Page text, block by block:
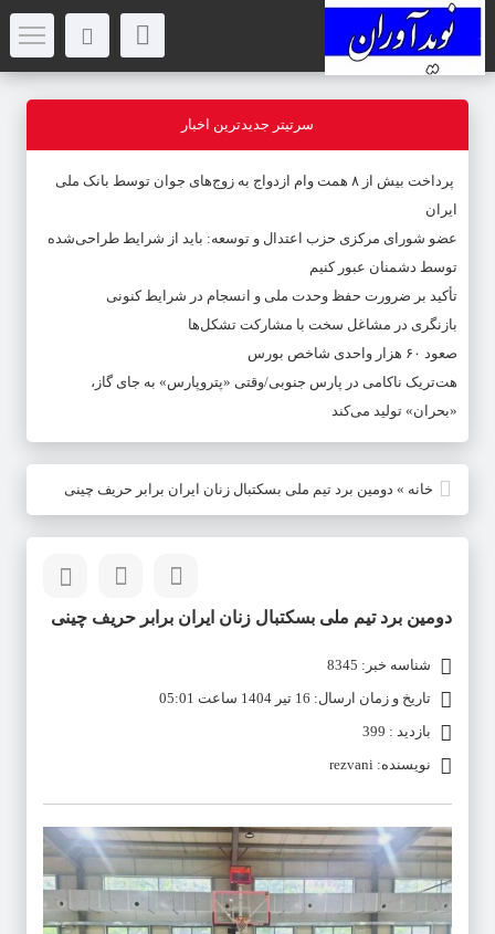
سرتیتر جدیدترین اخبار
پرداخت بیش از ۸ همت وام ازدواج به زوج‌های جوان توسط بانک ملی
ایران
عضو شورای مرکزی حزب اعتدال و توسعه: باید از شرایط طراحی‌شده
توسط دشمنان عبور کنیم
تأکید بر ضرورت حفظ وحدت ملی و انسجام در شرایط کنونی
بازنگری در مشاغل سخت با مشارکت تشکل‌ها
صعود ۶۰ هزار واحدی شاخص بورس
هت‌تریک ناکامی در پارس جنوبی/وقتی «پتروپارس» به جای گاز،
«بحران» تولید می‌کند
خانه » دومین برد تیم ملی بسکتبال زنان ایران برابر حریف چینی
دومین برد تیم ملی بسکتبال زنان ایران برابر حریف چینی
شناسه خبر: 8345
تاریخ و زمان ارسال: 16 تیر 1404 ساعت 05:01
بازدید : 399
نویسنده: rezvani